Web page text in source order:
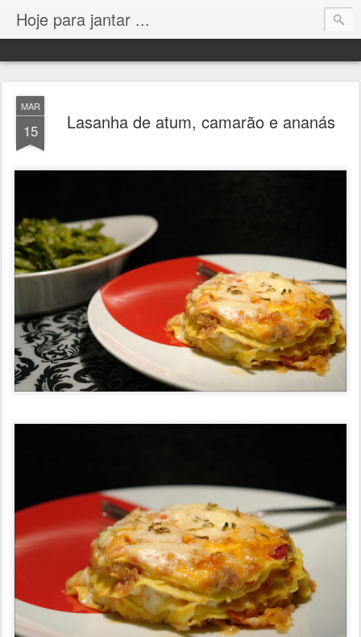
Hoje para jantar ...
MAR
15 Lasanha de atum, camarão e ananás